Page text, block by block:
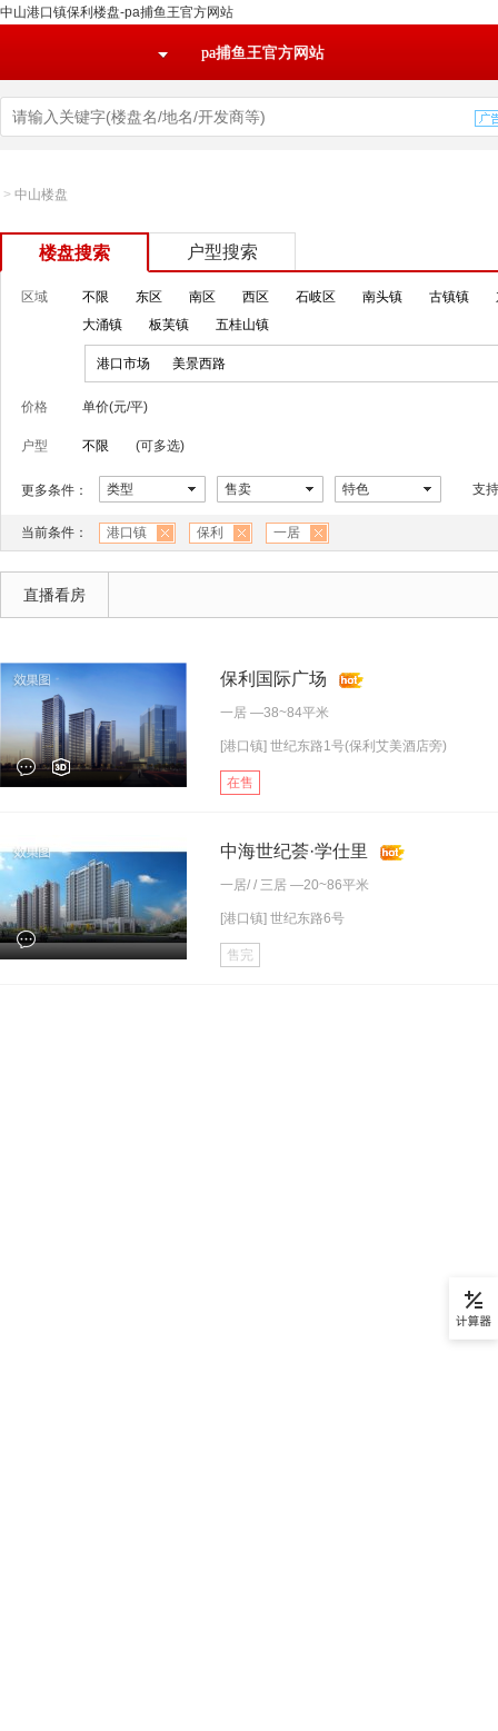
中山港口镇保利楼盘-pa捕鱼王官方网站
pa捕鱼王官方网站
> 中山楼盘
楼盘搜索 户型搜索
区域 不限 东区 南区 西区 石岐区 南头镇 古镇镇
大涌镇
板芙镇 五桂山镇
港口市场 美景西路
价格 单价(元/平)
户型 不限 (可多选)
更多条件： 类型 售卖 特色 支
当前条件： 港口镇 保利 一居
直播看房
保利国际广场
一居 —38~84平米
[港口镇] 世纪东路1号(保利艾美酒店旁)
在售
中海世纪荟·学仕里
一居/ / 三居 —20~86平米
[港口镇] 世纪东路6号
售完